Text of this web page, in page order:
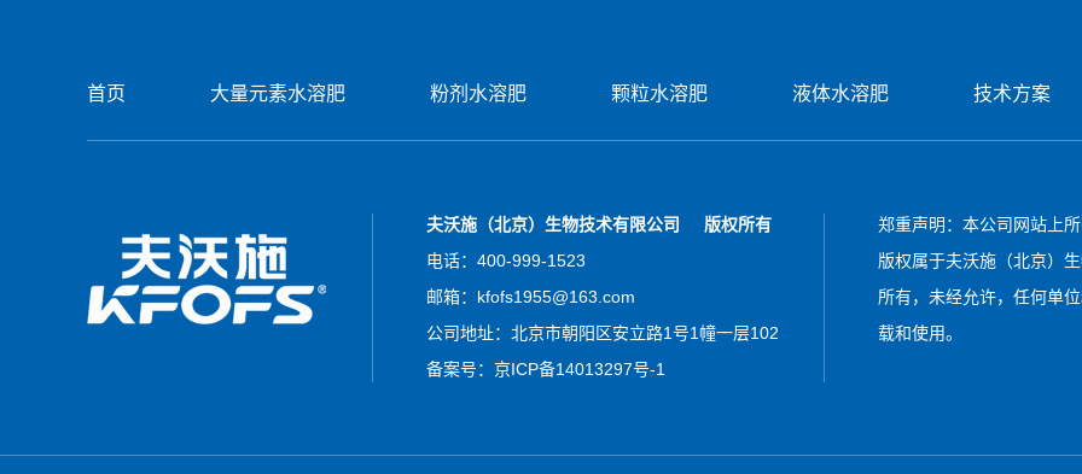
首页 大量元素水溶肥 粉剂水溶肥 颗粒水溶肥 液体水溶肥 技术方案
夫沃施（北京）生物技术有限公司
版权所有
电话：400-999-1523
邮箱：kfofs1955@163.com
公司地址：北京市朝阳区安立路1号1幢一层102
备案号： 京ICP备14013297号-1
郑重声明：本公司网站上
版权属于夫沃施（北京）
所有，未经允许，任何单
载和使用。